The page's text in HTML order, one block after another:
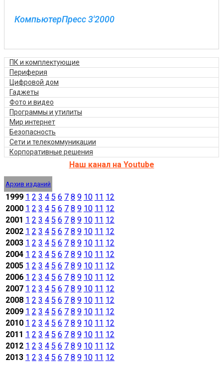
КомпьютерПресс 3'2000
ПК и комплектующие
Периферия
Цифровой дом
Гаджеты
Фото и видео
Программы и утилиты
Мир интернет
Безопасность
Сети и телекоммуникации
Корпоративные решения
Наш канал на Youtube
Архив изданий
1999 1 2 3 4 5 6 7 8 9 10 11 12
2000 1 2 3 4 5 6 7 8 9 10 11 12
2001 1 2 3 4 5 6 7 8 9 10 11 12
2002 1 2 3 4 5 6 7 8 9 10 11 12
2003 1 2 3 4 5 6 7 8 9 10 11 12
2004 1 2 3 4 5 6 7 8 9 10 11 12
2005 1 2 3 4 5 6 7 8 9 10 11 12
2006 1 2 3 4 5 6 7 8 9 10 11 12
2007 1 2 3 4 5 6 7 8 9 10 11 12
2008 1 2 3 4 5 6 7 8 9 10 11 12
2009 1 2 3 4 5 6 7 8 9 10 11 12
2010 1 2 3 4 5 6 7 8 9 10 11 12
2011 1 2 3 4 5 6 7 8 9 10 11 12
2012 1 2 3 4 5 6 7 8 9 10 11 12
2013 1 2 3 4 5 6 7 8 9 10 11 12